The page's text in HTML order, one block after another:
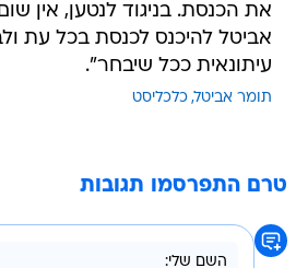
עיתונאית ככל שיבחר".
תומר אביטל כלכליסט